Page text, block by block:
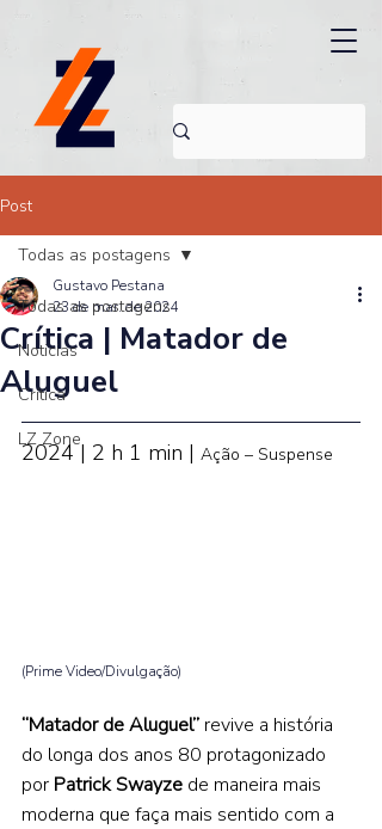
Post
Todas as postagens
Noticias
Crítica
LZ Zone
Todas as postagens
Crítica | Matador de
Aluguel
Gustavo Pestana
23 de mar. de 2024
2024 | 2 h 1 min | Ação – Suspense
(Prime Video/Divulgação)
“Matador de Aluguel” revive a história
do longa dos anos 80 protagonizado
por Patrick Swayze de maneira mais
moderna que faça mais sentido com a